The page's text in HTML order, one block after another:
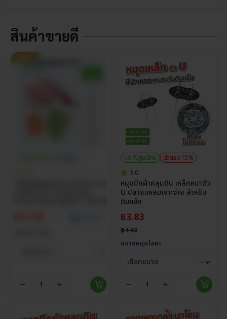
สินค้าขายดี
ประกันศูนย์ไทย
ส่วนลด 15%
3.0
หมุดปักผ้าคลุมดิน เหล็กหนาตัว
U ปลายแหลมเจาะง่าย สำหรับ
ดินแข็ง
฿3.83
฿4.50
ขนาดหมุดโลหะ